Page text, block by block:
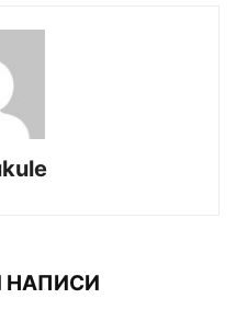
НАПИСИ